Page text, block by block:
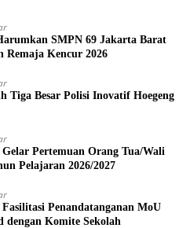
SMPN 69 Jakarta Barat
Remaja Kencur 2026
Tiga Besar Polisi Inovatif Hoegeng
Pertemuan Orang Tua/Wali
Pelajaran 2026/2027
Penandatanganan MoU
Komite Sekolah